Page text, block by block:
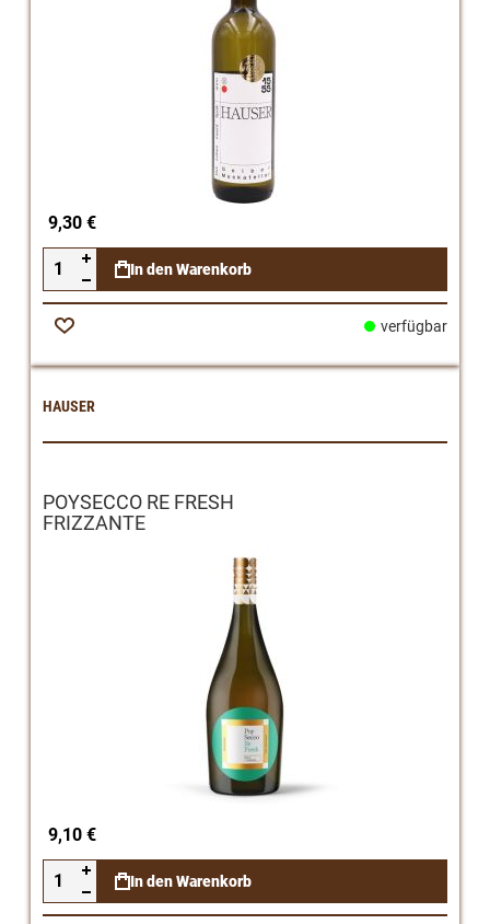
9,30 €
In den Warenkorb
Zur
verfügbar
HAUSER
POYSECCO RE FRESH
FRIZZANTE
9,10 €
In den Warenkorb